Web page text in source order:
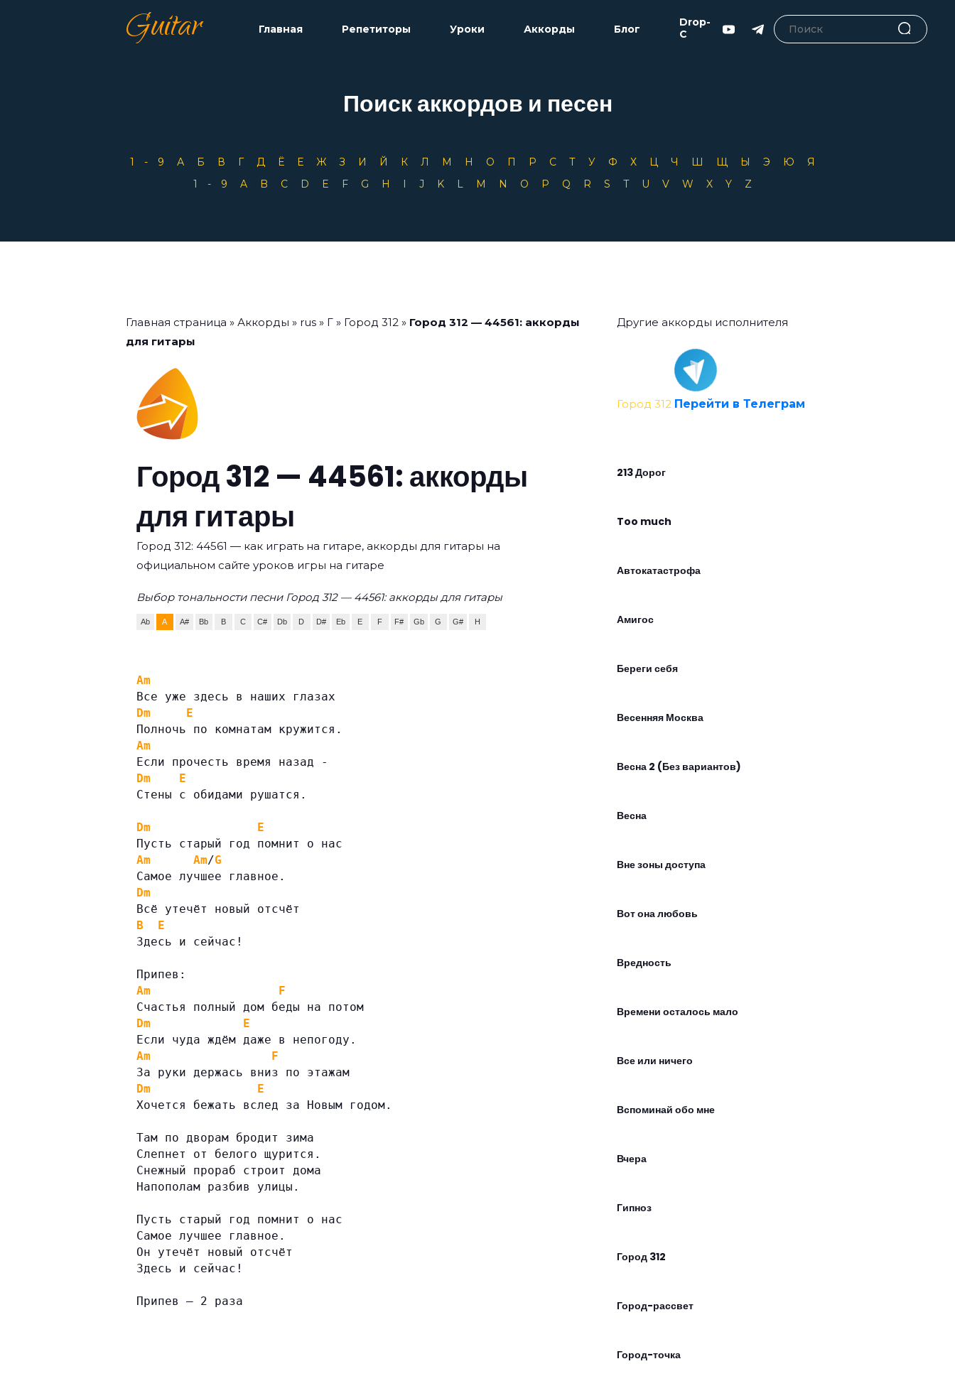
Guitar Главная Репетиторы Уроки Аккорды Блог
Drop-
C
Поиск аккордов и песен
1-9 А Б В Г Д Ё Е Ж З И Й К Л М Н О П Р С Т У Ф Х Ц Ч Ш Щ Ы Э Ю
Я
1-9
A B C D E F G H I J K L M N O P Q R S T U V W X Y Z
Главная страница » Аккорды » rus » Г » Город 312 » Город 312 — 44561: аккорды
для гитары
Город 312 — 44561: аккорды
для гитары
Город 312: 44561 — как играть на гитаре, аккорды для гитары на
официальном сайте уроков игры на гитаре
Выбор тональности песни Город 312 — 44561: аккорды для гитары
Ab A A# Bb B C C# Db D D# Eb E F F# Gb G G# H
Am
Все уже здесь в наших глазах
Dm
E
Полночь по комнатам кружится.
Am
Если прочесть время назад -
Dm
E
Стены с обидами рушатся.
Dm
E
Пусть старый год помнит о нас
Am
Am/G
Самое лучшее главное.
Dm
Всё утечёт новый отсчёт
B
E
Здесь и сейчас!
Припев:
Am
F
Счастья полный дом беды на потом
Dm
E
Если чуда ждём даже в непогоду.
Am
F
За руки держась вниз по этажам
Dm
E
Хочется бежать вслед за Новым годом.
Там по дворам бродит зима
Слепнет от белого щурится.
Снежный прораб строит дома
Напополам разбив улицы.
Пусть старый год помнит о нас
Самое лучшее главное.
Он утечёт новый отсчёт
Здесь и сейчас!
Припев — 2 раза
Другие аккорды исполнителя
Город 312 Перейти в Телеграм
213 Дорог
Too much
Автокатастрофа
Амигос
Береги себя
Весенняя Москва
Весна 2 (Без вариантов)
Весна
Вне зоны доступа
Вот она любовь
Вредность
Времени осталось мало
Все или ничего
Вспоминай обо мне
Вчера
Гипноз
Город 312
Город-рассвет
Город-точка